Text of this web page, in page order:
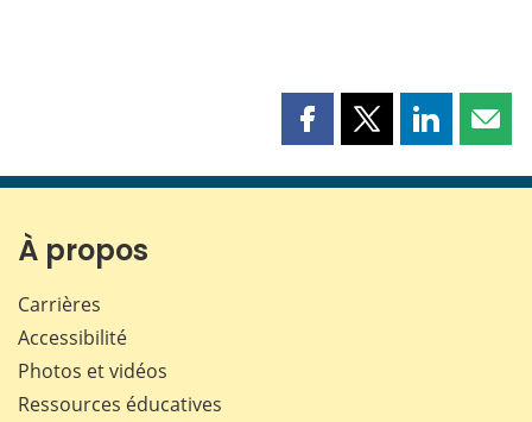
Partager
page
Partager
page
Partager
page page
À propos
Carrières
Accessibilité
Photos et vidéos
Ressources éducatives